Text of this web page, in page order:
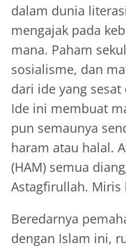
dalam dunia
mengajak pada
mana. Paham
sosialisme, dan
dari ide yang
Ide ini membuat
pun semaunya
haram atau halal.
(HAM) semua
Astagfirullah. Miris
Beredarnya
dengan Islam ini,